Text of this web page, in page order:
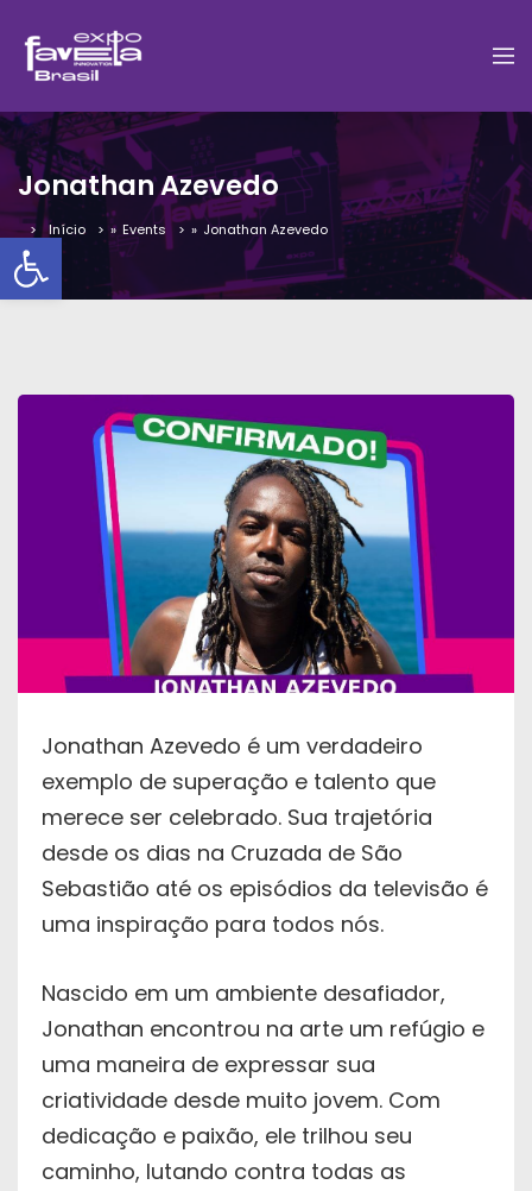
Barra de Ferramentas
Jonathan Azevedo
Início » Events » Jonathan Azevedo
Jonathan Azevedo é um verdadeiro
exemplo de superação e talento que
merece ser celebrado. Sua trajetória
desde os dias na Cruzada de São
Sebastião até os episódios da televisão é
uma inspiração para todos nós.
Nascido em um ambiente desafiador,
Jonathan encontrou na arte um refúgio e
uma maneira de expressar sua
criatividade desde muito jovem. Com
dedicação e paixão, ele trilhou seu
caminho, lutando contra todas as